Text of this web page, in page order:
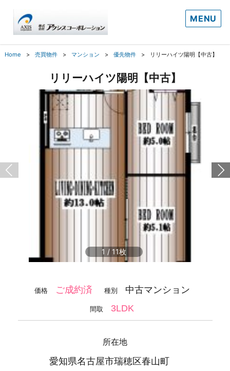
MENU
Home 売買物件 マンション 優先物件 リリーハイツ陽明【中古】
リリーハイツ陽明【中古】
1 / 11
価格 ご成約済 種別 中古マンション
間取 3LDK
所在地
愛知県名古屋市瑞穂区春山町